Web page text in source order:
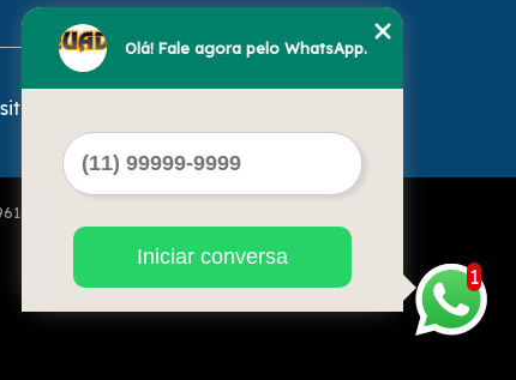
de 19/02/1998)
1
Olá! Fale agora pelo WhatsApp.
Iniciar conversa